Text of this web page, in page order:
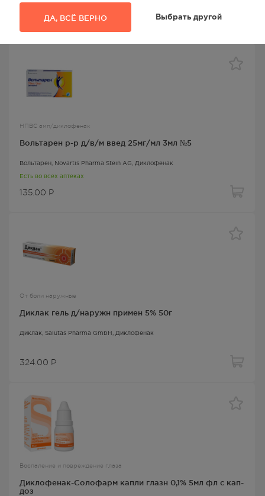
ДА, ВСЁ ВЕРНО Выбрать другой
146.00Р
НПВС амп/диклофенак
Вольтарен р-р д/в/м введ 25мг/мл 3мл №5
Вольтарен , Novartis Pharma Stein AG, Диклофенак
Есть во всех аптеках
135.00 Р
От боли наружные
Диклак гель д/наружн примен 5% 50г
Диклак , Salutas Pharma GmbH, Диклофенак
324.00 Р
Воспаление и повреждение глаза
Диклофенак-Солофарм капли глазн 0,1% 5мл фл с кап-
доз